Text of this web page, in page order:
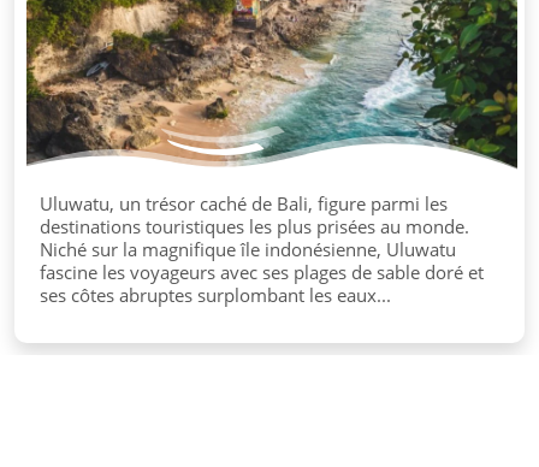
Uluwatu, un trésor caché de Bali, figure parmi les
destinations touristiques les plus prisées au monde.
Niché sur la magnifique île indonésienne, Uluwatu
fascine les voyageurs avec ses plages de sable doré et
ses côtes abruptes surplombant les eaux...